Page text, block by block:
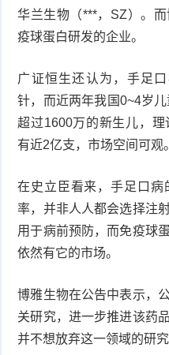
华兰生物（***，SZ）。
疫球蛋白研发的企业。
广证恒生还认为，手足
针，而近两年我国0~4岁
超过1600万的新生儿，
有近2亿支，市场空间可观。
在史立臣看来，手足口
率，并非人人都会选择注
用于病前预防，而免疫球
依然有它的市场。
博雅生物在公告中表示，
关研究，进一步推进该药
并不想放弃这一领域的研究